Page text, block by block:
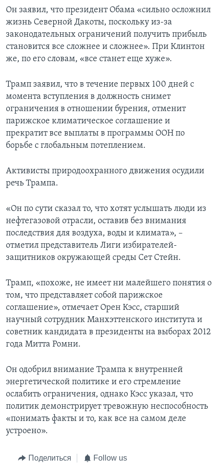
Он заявил, что президент Обама «сильно осложнил
жизнь Северной Дакоты, поскольку из-за
законодательных ограничений получить прибыль
становится все сложнее и сложнее». При Клинтон
же, по его словам, «все станет еще хуже».
Трамп заявил, что в течение первых 100 дней с
момента вступления в должность снимет
ограничения в отношении бурения, отменит
парижское климатическое соглашение и
прекратит все выплаты в программы ООН по
борьбе с глобальным потеплением.
Активисты природоохранного движения осудили
речь Трампа.
«Он по сути сказал то, что хотят услышать люди из
нефтегазовой отрасли, оставив без внимания
последствия для воздуха, воды и климата», –
отметил представитель Лиги избирателей-
защитников окружающей среды Сет Стейн.
Трамп, «похоже, не имеет ни малейшего понятия о
том, что представляет собой парижское
соглашение», отмечает Орен Кэсс, старший
научный сотрудник Манхэттенского института и
советник кандидата в президенты на выборах 2012
года Митта Ромни.
Он одобрил внимание Трампа к внутренней
энергетической политике и его стремление
ослабить ограничения, однако Кэсс указал, что
политик демонстрирует тревожную неспособность
«понимать факты и то, как все на самом деле
устроено».
Поделиться Follow us